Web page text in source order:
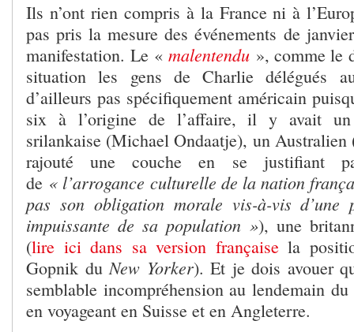
Ils n’ont rien compris à la France ni à
pas pris la mesure des événements de
manifestation. Le « malentendu », comme le
situation les gens de Charlie délégués
d’ailleurs pas spécifiquement américain
six à l’origine de l’affaire, il y avait un
srilankaise (Michael Ondaatje), un Australien
rajouté une couche en se justifiant
de « l’arrogance culturelle de la nation
pas son obligation morale vis-à-vis d’une
impuissante de sa population »), une
(lire ici dans sa version françaisela
Gopnik duNew Yorker). Et je dois avouer
semblable incompréhension au lendemain
en voyageant en Suisse et en Angleterre.